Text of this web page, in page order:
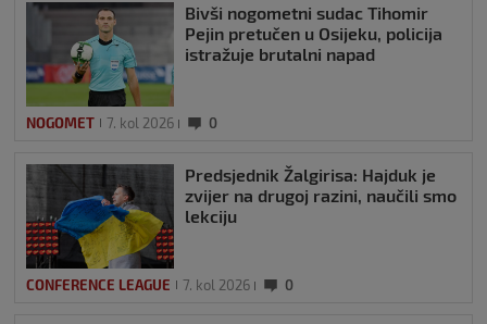
Bivši nogometni sudac Tihomir
Pejin pretučen u Osijeku, policija
istražuje brutalni napad
NOGOMET 7. kol 2026 0
Predsjednik Žalgirisa: Hajduk je
zvijer na drugoj razini, naučili smo
lekciju
CONFERENCE LEAGUE 7. kol 2026 0